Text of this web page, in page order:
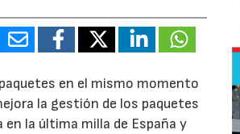
en el mismo momento
la gestión de los paquetes
la última milla de España y